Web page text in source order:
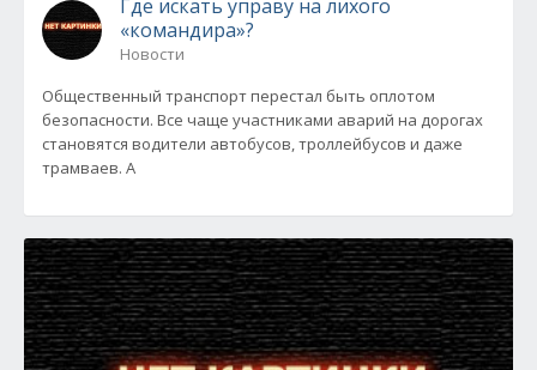
Где искать управу на лихого
«командира»?
Новости
Общественный транспорт перестал быть оплотом
безопасности. Все чаще участниками аварий на дорогах
становятся водители автобусов, троллейбусов и даже
трамваев. А